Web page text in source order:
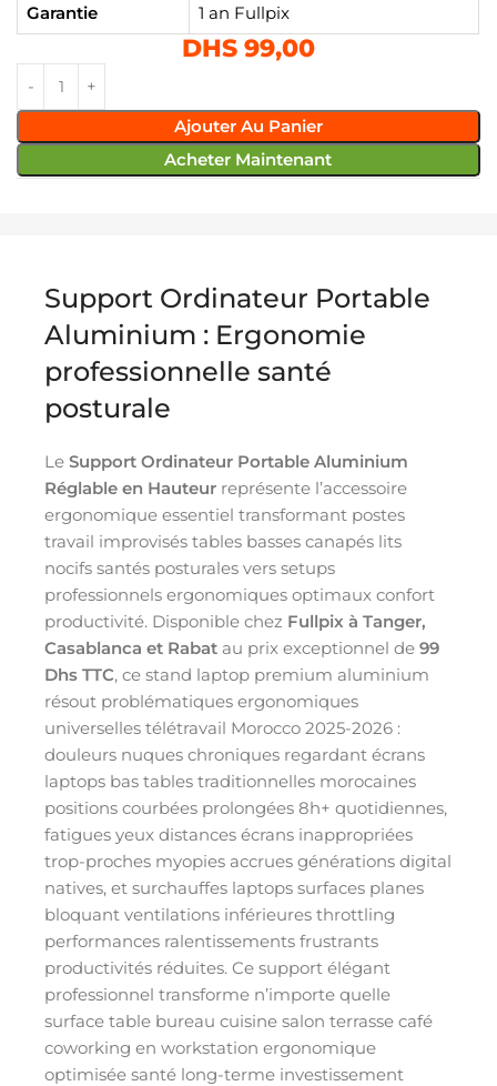
Garantie
1 an Fullpix
DHS99,00
Ajouter Au Panier
Acheter Maintenant
Support Ordinateur Portable
Aluminium : Ergonomie
professionnelle santé
posturale
Le Support Ordinateur Portable Aluminium
Réglable en Hauteur représente l’accessoire
ergonomique essentiel transformant postes
travail improvisés tables basses canapés lits
nocifs santés posturales vers setups
professionnels ergonomiques optimaux confort
productivité. Disponible chez Fullpix à Tanger,
Casablanca et Rabat au prix exceptionnel de 99
Dhs TTC, ce stand laptop premium aluminium
résout problématiques ergonomiques
universelles télétravail Morocco 2025-2026 :
douleurs nuques chroniques regardant écrans
laptops bas tables traditionnelles morocaines
positions courbées prolongées 8h+ quotidiennes,
fatigues yeux distances écrans inappropriées
trop-proches myopies accrues générations digital
natives, et surchauffes laptops surfaces planes
bloquant ventilations inférieures throttling
performances ralentissements frustrants
productivités réduites. Ce support élégant
professionnel transforme n’importe quelle
surface table bureau cuisine salon terrasse café
coworking en workstation ergonomique
optimisée santé long-terme investissement